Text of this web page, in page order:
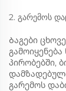
2. გარემოს
Ბაგები
პირობებში,
გარემოს